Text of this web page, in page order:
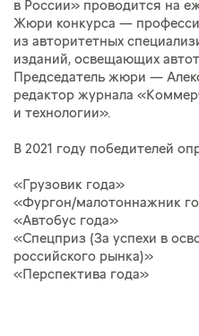
в России» проводится на
Жюри конкурса —
из авторитетных
изданий, освещающих
Председатель жюри —
редактор журнала
и технологии».
В 2021 году победителей
«Грузовик года»
«Фургон/малотоннажник
«Автобус года»
«Спецприз (За успехи в
российского рынка)»
«Перспектива года»